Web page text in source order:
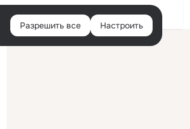
Войти
Разрешить все Настроить